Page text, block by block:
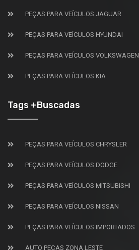
PEÇAS PARA VEÍCULOS JAGUAR
PEÇAS PARA VEÍCULOS HYUNDAI
PEÇAS PARA VEÍCULOS VOLKSWAGEN
PEÇAS PARA VEÍCULOS KIA
Tags +Buscadas
PEÇAS PARA VEÍCULOS CHRYSLER
PEÇAS PARA VEÍCULOS DODGE
PEÇAS PARA VEÍCULOS MITSUBISHI
PEÇAS PARA VEÍCULOS NISSAN
PEÇAS PARA VEÍCULOS IMPORTADOS
AUTO PEÇAS ZONA LESTE